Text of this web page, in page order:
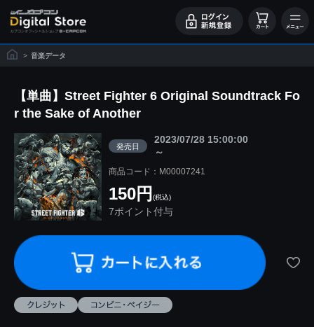
> 音楽データ
【単曲】Street Fighter 6 Original Soundtrack Fo
r the Sake of Another
発売日
2023/07/28 15:00:00
～
商品コード：M00007241
150円 (税込)
7ポイント付与